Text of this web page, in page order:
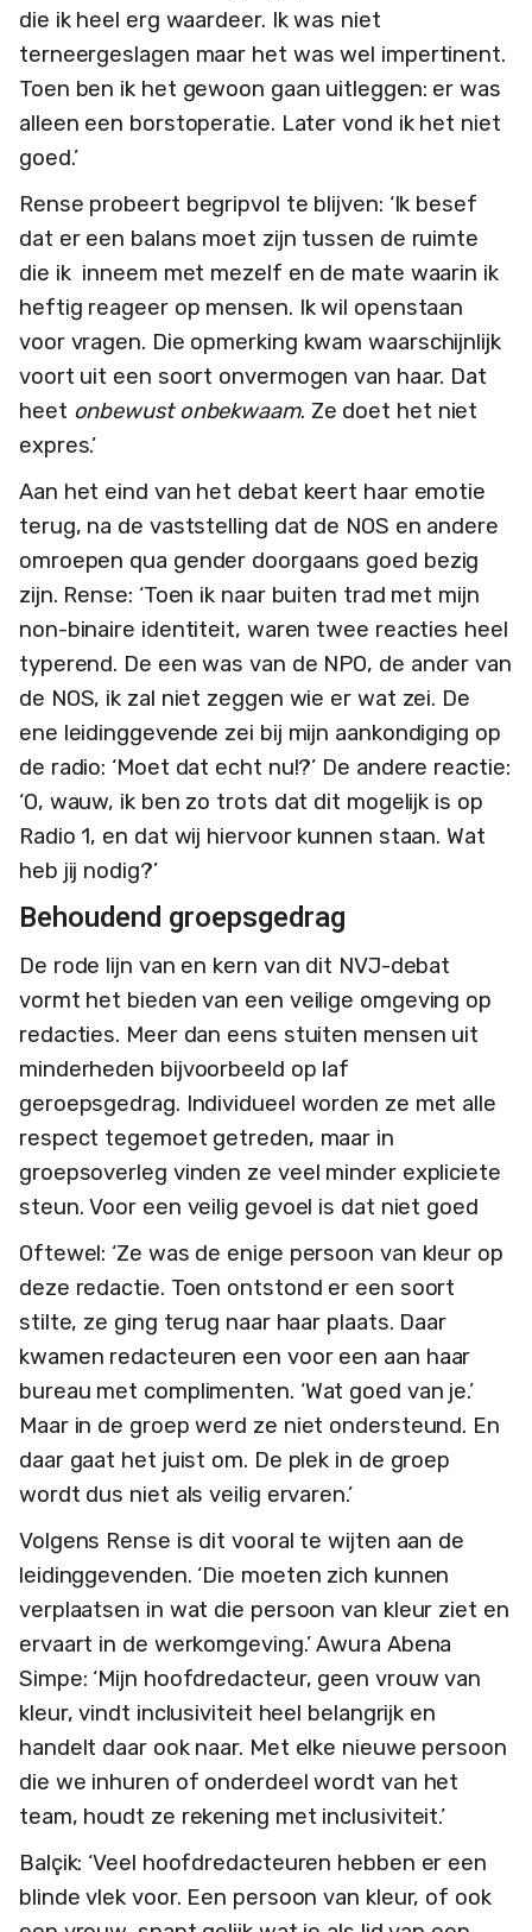
die ik heel erg waardeer. Ik was niet
terneergeslagen maar het was wel impertinent.
Toen ben ik het gewoon gaan uitleggen: er was
alleen een borstoperatie. Later vond ik het niet
goed.’
Rense probeert begripvol te blijven: ‘Ik besef
dat er een balans moet zijn tussen de ruimte
die ik inneem met mezelf en de mate waarin ik
heftig reageer op mensen. Ik wil openstaan
voor vragen. Die opmerking kwam waarschijnlijk
voort uit een soort onvermogen van haar. Dat
heet onbewust onbekwaam. Ze doet het niet
expres.’
Aan het eind van het debat keert haar emotie
terug, na de vaststelling dat de NOS en andere
omroepen qua gender doorgaans goed bezig
zijn. Rense: ‘Toen ik naar buiten trad met mijn
non-binaire identiteit, waren twee reacties heel
typerend. De een was van de NPO, de ander van
de NOS, ik zal niet zeggen wie er wat zei. De
ene leidinggevende zei bij mijn aankondiging op
de radio: ‘Moet dat echt nu!?’ De andere reactie:
‘O, wauw, ik ben zo trots dat dit mogelijk is op
Radio 1, en dat wij hiervoor kunnen staan. Wat
heb jij nodig?’
Behoudend groepsgedrag
De rode lijn van en kern van dit NVJ-debat
vormt het bieden van een veilige omgeving op
redacties. Meer dan eens stuiten mensen uit
minderheden bijvoorbeeld op laf
geroepsgedrag. Individueel worden ze met alle
respect tegemoet getreden, maar in
groepsoverleg vinden ze veel minder expliciete
steun. Voor een veilig gevoel is dat niet goed
Oftewel: ‘Ze was de enige persoon van kleur op
deze redactie. Toen ontstond er een soort
stilte, ze ging terug naar haar plaats. Daar
kwamen redacteuren een voor een aan haar
bureau met complimenten. ‘Wat goed van je.’
Maar in de groep werd ze niet ondersteund. En
daar gaat het juist om. De plek in de groep
wordt dus niet als veilig ervaren.’
Volgens Rense is dit vooral te wijten aan de
leidinggevenden. ‘Die moeten zich kunnen
verplaatsen in wat die persoon van kleur ziet en
ervaart in de werkomgeving.’ Awura Abena
Simpe: ‘Mijn hoofdredacteur, geen vrouw van
kleur, vindt inclusiviteit heel belangrijk en
handelt daar ook naar. Met elke nieuwe persoon
die we inhuren of onderdeel wordt van het
team, houdt ze rekening met inclusiviteit.’
Balçik: ‘Veel hoofdredacteuren hebben er een
blinde vlek voor. Een persoon van kleur, of ook